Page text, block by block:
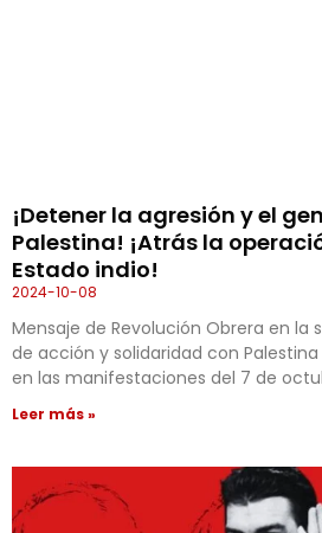
¡Detener la agresión y el
Palestina! ¡Atrás la
Estado indio!
2024-10-08
Mensaje de Revolución Obrera en la
de acción y solidaridad con
en las manifestaciones del 7 de
Leer más »